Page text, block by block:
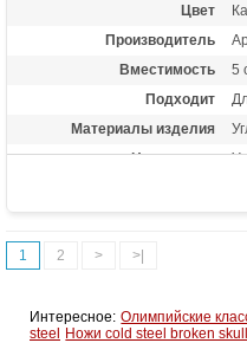
Цвет
Производитель
Вместимость
5
Подходит
Материалы изделия
Назначение
1 2 > >|
Интересное: Олимпийские
steel Ножи cold steel broken skull